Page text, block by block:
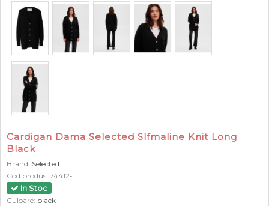
Cardigan Dama Selected Slfmaline Knit Long
Black
Brand: Selected
Cod produs: 74412-1
In Stoc
Culoare: black